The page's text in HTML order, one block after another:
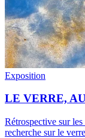
Exposition
LE VERRE,
Rétrospective sur
recherche sur le